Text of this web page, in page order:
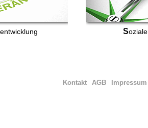
Soziale
Impressum
AGB
Kontakt